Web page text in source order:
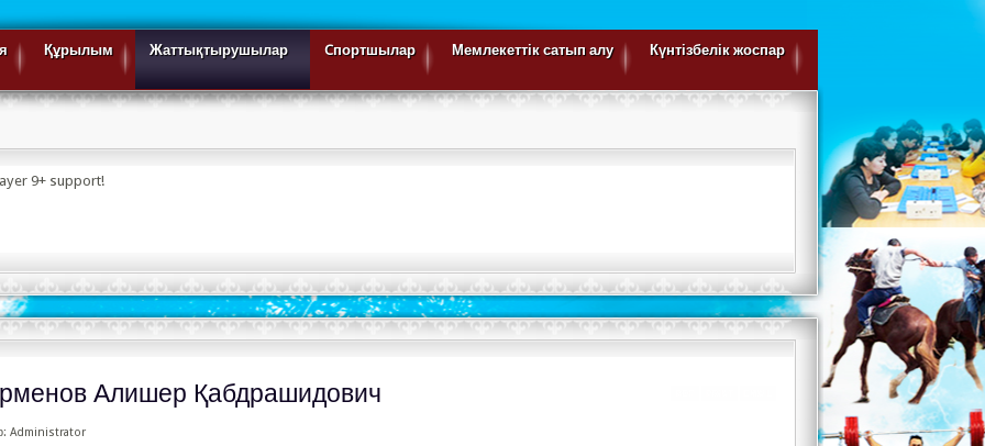
Құрылым Жаттықтырушылар Cпортшылар Мемлекеттік сатып алу Күнтізбелік жоспар
9+ support!
Алишер Қабдрашидович
Administrator